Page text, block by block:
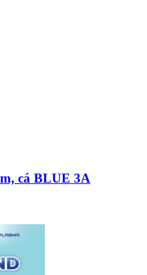
cá BLUE 3A